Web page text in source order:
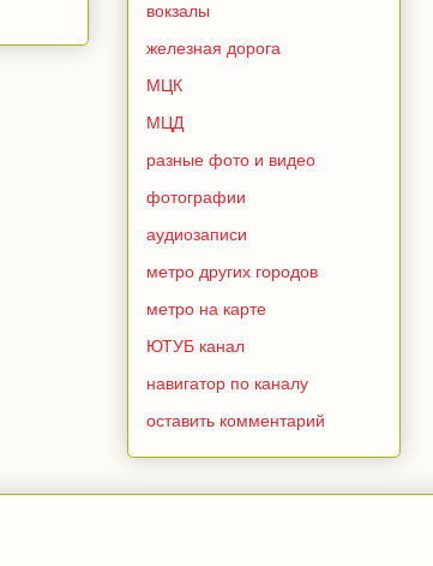
вокзалы
железная дорога
МЦК
МЦД
разные фото и видео
фотографии
аудиозаписи
метро других городов
метро на карте
ЮТУБ канал
навигатор по каналу
оставить комментарий